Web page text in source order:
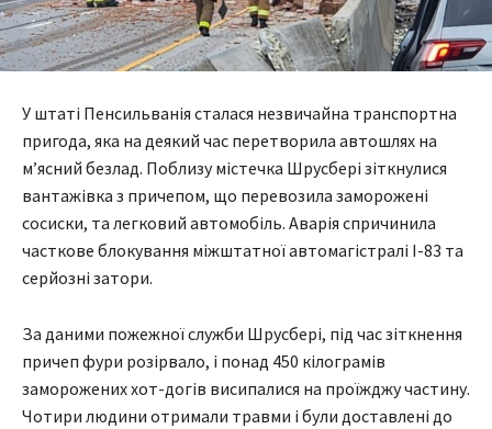
У штаті Пенсильванія сталася незвичайна транспортна
пригода, яка на деякий час перетворила автошлях на
м’ясний безлад. Поблизу містечка Шрусбері зіткнулися
вантажівка з причепом, що перевозила заморожені
сосиски, та легковий автомобіль. Аварія спричинила
часткове блокування міжштатної автомагістралі I-83 та
серйозні затори.
За даними пожежної служби Шрусбері, під час зіткнення
причеп фури розірвало, і понад 450 кілограмів
заморожених хот-догів висипалися на проїжджу частину.
Чотири людини отримали травми і були доставлені до